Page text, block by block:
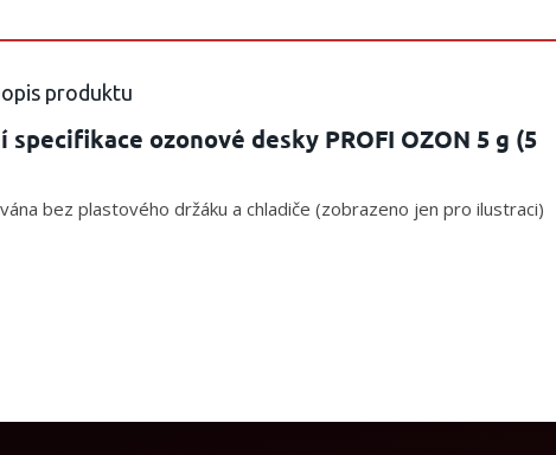
produktu
specifikace ozonové desky PROFI OZON 5 g (5
bez plastového držáku a chladiče (zobrazeno jen pro ilustraci)